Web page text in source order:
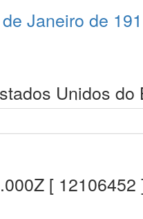
Janeiro de
Unidos do
[ 12106452